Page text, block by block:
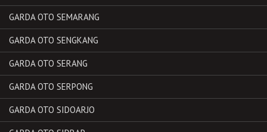
GARDA OTO SEMARANG
GARDA OTO SENGKANG
GARDA OTO SERANG
GARDA OTO SERPONG
GARDA OTO SIDOARJO